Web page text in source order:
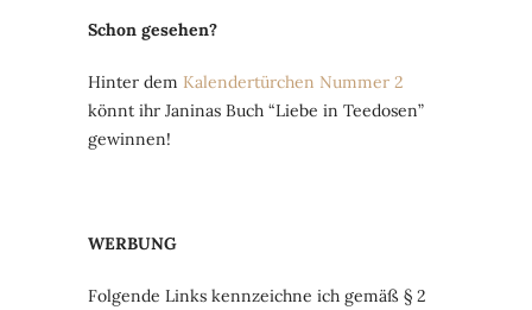
Schon gesehen?
Hinter dem Kalendertürchen Nummer 2
könnt ihr Janinas Buch “Liebe in Teedosen”
gewinnen!
WERBUNG
Folgende Links kennzeichne ich gemäß § 2